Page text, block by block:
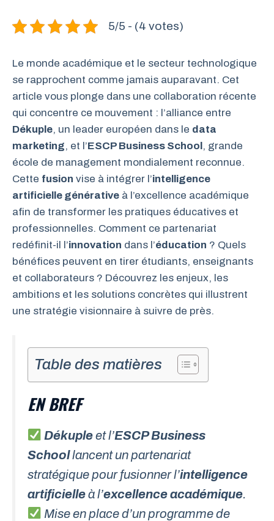
5/5 - (4 votes)
Le monde académique et le secteur technologique
se rapprochent comme jamais auparavant. Cet
article vous plonge dans une collaboration récente
qui concentre ce mouvement : l’alliance entre
Dékuple, un leader européen dans le data
marketing, et l’ESCP Business School, grande
école de management mondialement reconnue.
Cette fusion vise à intégrer l’intelligence
artificielle générative à l’excellence académique
afin de transformer les pratiques éducatives et
professionnelles. Comment ce partenariat
redéfinit-il l’innovation dans l’éducation ? Quels
bénéfices peuvent en tirer étudiants, enseignants
et collaborateurs ? Découvrez les enjeux, les
ambitions et les solutions concrètes qui illustrent
une stratégie visionnaire à suivre de près.
Table des matières
EN BREF
Dékupleet l’ESCP Business
Schoollancent un partenariat
stratégique pour fusionner l’intelligence
artificielleà l’excellence académique.
Mise en place d’un programme de